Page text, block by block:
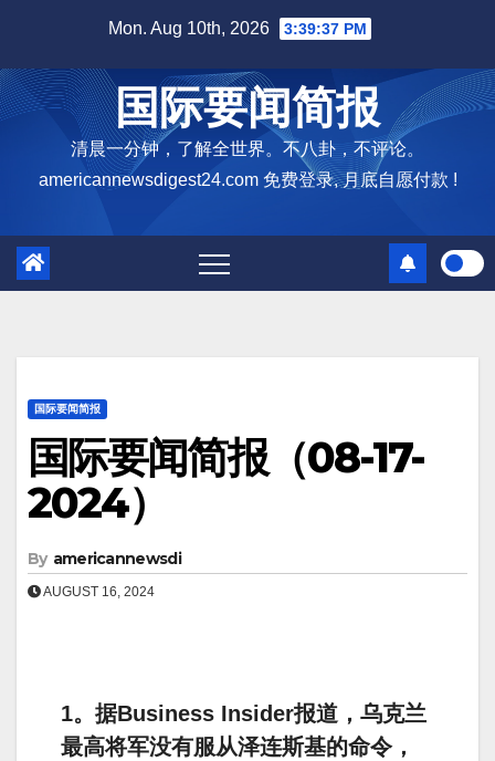
content
Mon. Aug 10th, 2026 3:39:38 PM
国际要闻简报
清晨一分钟，了解全世界。不八卦，不评论。
americannewsdigest24.com 免费登录, 月底自愿付款 !
国际要闻简报
国际要闻简报（08-17-
2024）
By americannewsdi
AUGUST 16, 2024
1。据Business Insider报道，乌克兰
最高将军没有服从泽连斯基的命令，